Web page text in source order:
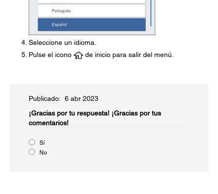
Seleccione un idioma.
Pulse el icono
de inicio para salir del menú.
Publicado: 6 abr 2023
¡Gracias por tu respuesta! ¡Gracias por tus
comentarios!
Sí
No